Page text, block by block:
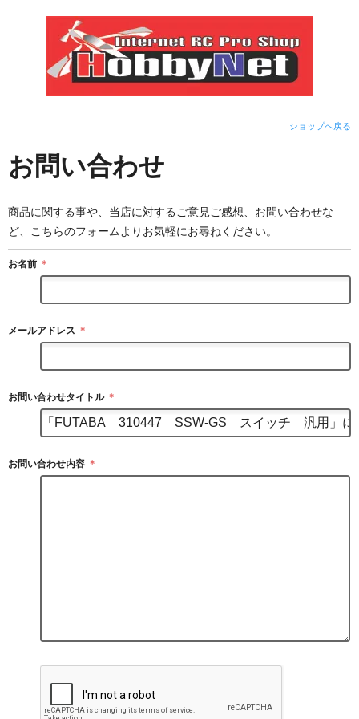
ショップへ戻る
お問い合わせ
商品に関する事や、当店に対するご意見ご感想、お問い合わせな
ど、こちらのフォームよりお気軽にお尋ねください。
お名前 ＊
メールアドレス ＊
お問い合わせタイトル ＊
お問い合わせ内容 ＊